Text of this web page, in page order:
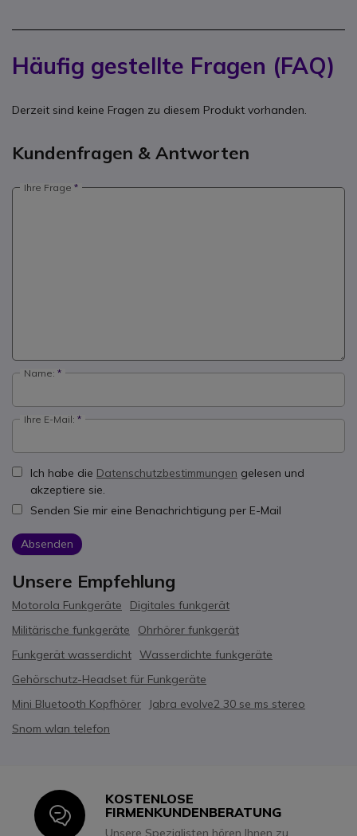
Häufig gestellte Fragen (FAQ)
Derzeit sind keine Fragen zu diesem Produkt vorhanden.
Kundenfragen & Antworten
Ihre Frage
Name:
Ihre E-Mail:
Ich habe die Datenschutzbestimmungen gelesen und
akzeptiere sie.
Senden Sie mir eine Benachrichtigung per E-Mail
Absenden
Unsere Empfehlung
Motorola Funkgeräte
Digitales funkgerät
Militärische funkgeräte
Ohrhörer funkgerät
Funkgerät wasserdicht Wasserdichte funkgeräte
Gehörschutz-Headset für Funkgeräte
Mini Bluetooth Kopfhörer
Jabra evolve2 30 se ms stereo
Snom wlan telefon
Icon
KOSTENLOSE
FIRMENKUNDENBERATUNG